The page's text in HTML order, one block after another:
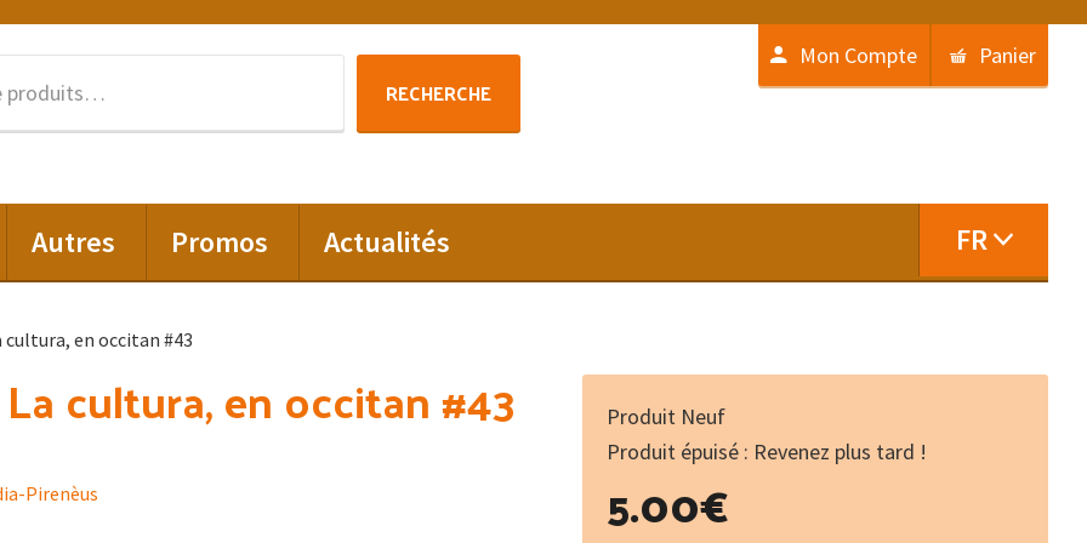
RECHERCHE
Mon Compte Panier
Autres Promos Actualités FR
cultura, en occitan #43
cultura, en occitan #43
Pirenèus
Produit Neuf
Produit épuisé : Revenez plus tard !
5.00€